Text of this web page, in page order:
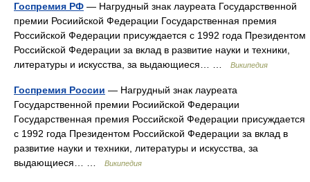
Госпремия РФ — Нагрудный знак лауреата Государственной
премии Росиийской Федерации Государственная премия
Российской Федерации присуждается с 1992 года Президентом
Российской Федерации за вклад в развитие науки и техники,
литературы и искусства, за выдающиеся… …
Википедия
Госпремия России — Нагрудный знак лауреата
Государственной премии Росиийской Федерации
Государственная премия Российской Федерации присуждается
с 1992 года Президентом Российской Федерации за вклад в
развитие науки и техники, литературы и искусства, за
выдающиеся… …
Википедия